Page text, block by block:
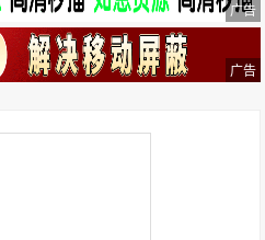
广告
广告